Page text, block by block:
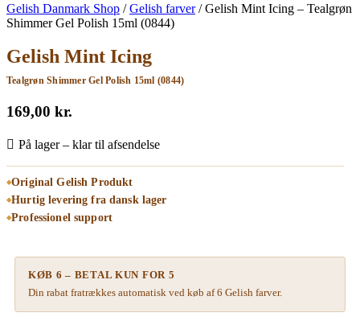
Gelish Danmark Shop /Gelish farver/Gelish Mint Icing – Tealgrøn
Shimmer Gel Polish 15ml (0844)
Gelish Mint Icing
Tealgrøn Shimmer Gel Polish 15ml (0844)
169,00 kr.
På lager – klar til afsendelse
Original Gelish Produkt
Hurtig levering fra dansk lager
Professionel support
KØB 6 – BETAL KUN FOR 5
Din rabat fratrækkes automatisk ved køb af 6 Gelish farver.